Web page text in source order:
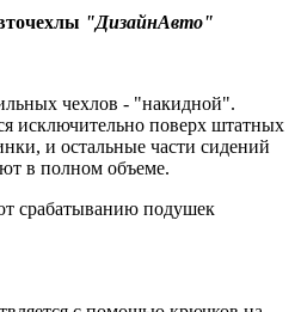
"ДизайнАвто"
чехлов - "накидной".
исключительно поверх штатных
и остальные части сидений
в полном объеме.
срабатыванию подушек